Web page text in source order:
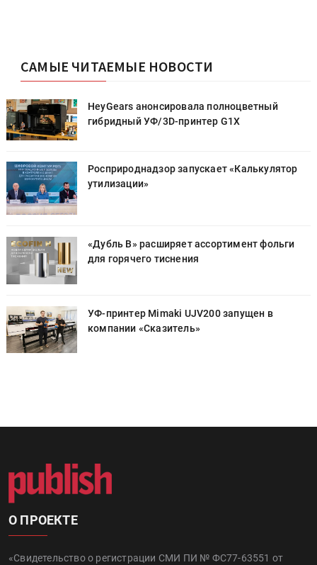
САМЫЕ ЧИТАЕМЫЕ НОВОСТИ
HeyGears анонсировала полноцветный
гибридный УФ/3D-принтер G1X
Росприроднадзор запускает «Калькулятор
утилизации»
«Дубль В» расширяет ассортимент фольги
для горячего тиснения
УФ-принтер Mimaki UJV200 запущен в
компании «Сказитель»
О ПРОЕКТЕ
«Свидетельство о регистрации СМИ ПИ № ФС77-63551 от